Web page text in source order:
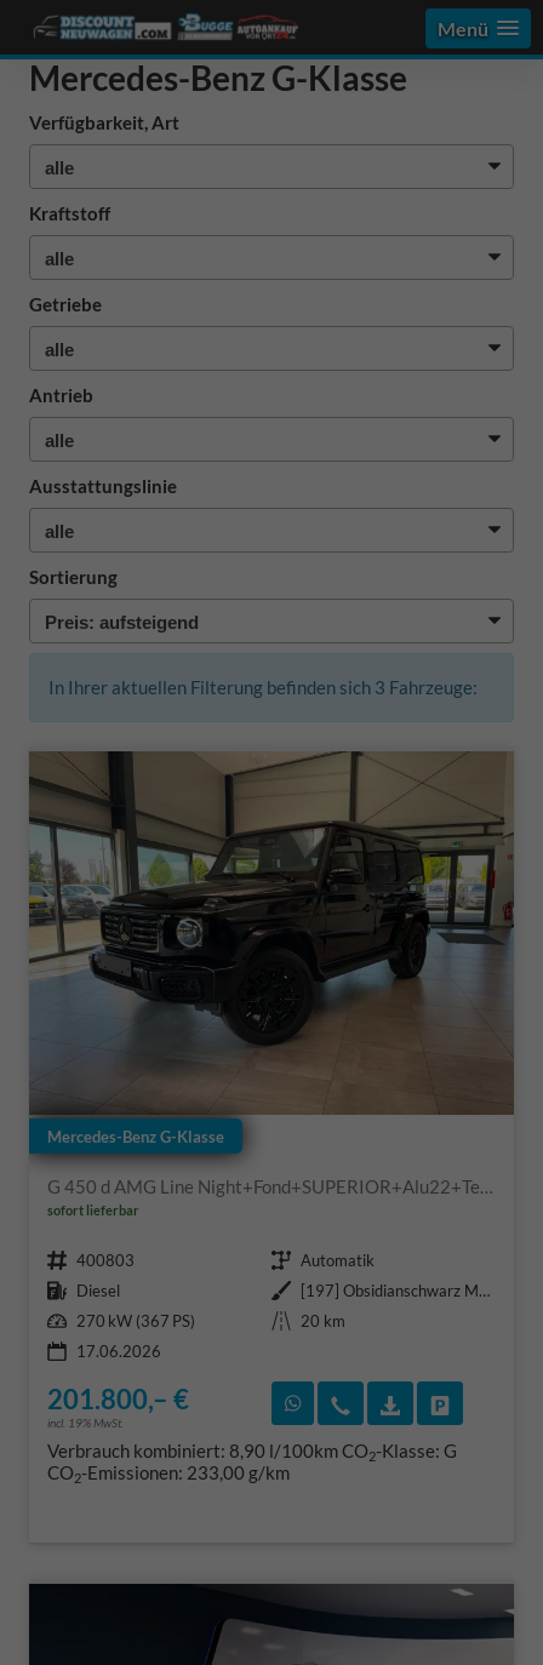
Menü
Mercedes-Benz G-Klasse
Verfügbarkeit, Art
Kraftstoff
Getriebe
Antrieb
Ausstattungslinie
Sortierung
In Ihrer aktuellen Filterung befinden sich 3 Fahrzeuge:
Mercedes-Benz G-Klasse
G 450 d AMG Line Night+Fond+SUPERIOR+Alu22+Technik+Standheizung+AHK+VOLL
sofort lieferbar
Fahrzeugnr. 400803 Getriebe Automatik
Kraftstoff Diesel Außenfarbe
[197] Obsidianschwarz Metallic
Leistung 270 kW (367 PS) Kilometerstand
20 km
17.06.2026
201.800,– €
incl. 19% MwSt.
Rückruf vereinbaren
Wir rufen Sie an
Verbrauch kombiniert: 8,90 l/100kmCO2-Klasse: G
CO2-Emissionen: 233,00 g/km